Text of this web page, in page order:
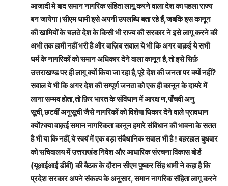
आजादी मे बाद समान नागरिक संहिता लागू करने वाला देश का पहला राज्य
बन जायेगा।सीएम धामी इसे अपनी उपलब्धि बता रहे हैं,जबकि इस कानून
की खामियों के चलते देश के किसी भी राज्य की सरकार ने इसे लागू करने की
अभी तक हामी नहीं भरी है और वाज़िब सवाल ये भी कि अगर वाक़ई ये सभी
धर्म के नागरिकों को समान अधिकार देने वाला कानून है,तो इसे सिर्फ़
उत्तराखण्ड पर ही लागू क्यों किया जा रहा है,पूरे देश की जनता पर क्यों नहीं?
सवाल ये भी कि अगर देश की सम्पूर्ण जनता को एक ही कानून के दायरे में
लाना सम्भव होता,तो फ़िर भारत के संविधान में आरक्ष ण,पाँचवी अनु
सूची,छटवीं अनुसूची जैसे नागरिकों को विशेषा धिकार देने वाले प्रावधान
क्यों?क्या वाक़ई समान नागरिकता कानून हमारे संविधान की भावना के सतत
है भी या कि नहीं,ये स्वयं में एक बड़ा संवैधानिक सवाल भी है ! बहरहाल बुधवार
को सचिवालय में उत्तराखंड निवेश और आधारिक संरचना विकास बोर्ड
(यूआईआई डीबी) की बैठक के दौरान सीएम पुष्कर सिंह धामी ने कहा है कि
प्रदेश सरकार अपने संकल्प के अनुसार, समान नागरिक संहिता लागू करने